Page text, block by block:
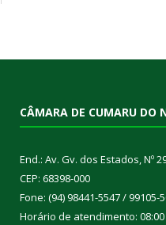
CÂMARA DE CUMARU DO
End.: Av. Gv. dos Estados, Nº
CEP: 68398-000
Fone: (94) 98441-5547 / 99105-
Horário de atendimento: 08:00